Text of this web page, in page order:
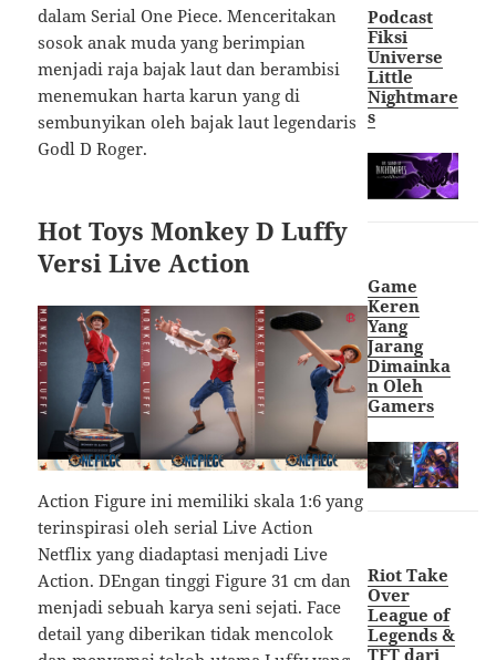
dalam Serial One Piece. Menceritakan
sosok anak muda yang berimpian
menjadi raja bajak laut dan berambisi
menemukan harta karun yang di
sembunyikan oleh bajak laut legendaris
Godl D Roger.
Hot Toys Monkey D Luffy
Versi Live Action
Action Figure ini memiliki skala 1:6 yang
terinspirasi oleh serial Live Action
Netflix yang diadaptasi menjadi Live
Action. DEngan tinggi Figure 31 cm dan
menjadi sebuah karya seni sejati. Face
detail yang diberikan tidak mencolok
Podcast
Fiksi
Universe
Little
Nightmare
s
Game
Keren
Yang
Jarang
Dimainka
n Oleh
Gamers
Riot Take
Over
League of
Legends &
TFT dari